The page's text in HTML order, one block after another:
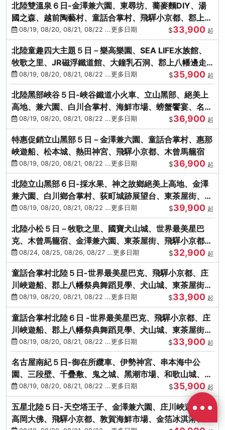
北陸雙溫泉６日-金澤兼六園、東尋坊、蕎麥麵DIY、湯
國之森、越前陶藝村、童話合掌村、飛驒小京都、郡上八
幡08/19, 08/20, 08/21, 08/22 ...更多日期 $33,900 起
北陸童趣四大主題５日－樂高樂園、SEA LIFE水族館、
牧歌之里、JR磁浮鐵道館、大鐘乳石洞、郡上八幡邊走
邊吃08/19, 08/20, 08/21, 08/22 ...更多日期 $35,900 起
北陸黑部峽谷５日-峽谷鐵道小火車、立山黑部、絕美上
高地、兼六園、白川合掌村、海鮮市場、螃蟹饗宴、名湯
雙溫泉
08/19, 08/20, 08/21, 08/22 ...更多日期 $36,900 起
特惠促銷立山黑部５日－金澤兼六園、童話合掌村、惠那
峽遊船、松本城、熱田神宮、飛驒小京都、木曾馬籠宿
08/19, 08/20, 08/21, 08/22 ...更多日期 $36,900 起
北陸立山黑部６日-採水果、神之故鄉絕美上高地、金澤
兼六園、白川鄉合掌村、荻町城跡展望台、東茶屋街、名
花之里絢爛花海
08/19, 08/20, 08/21, 08/22 ...更多日期 $39,900 起
北陸小松５日－牧歌之里、國寶犬山城、世界最美星巴
克、木曾馬籠宿、金澤兼六園、東茶屋街、飛驒小京都、
白川鄉合掌村
08/24, 08/25, 08/26, 08/27 ...更多日期 $32,900 起
童話合掌村北陸５日-世界最美星巴克、飛驒小京都、庄
川峽遊船、郡上八幡祭典舞蹈見學、犬山城、東茶屋街、
松葉蟹、金箔冰淇淋
08/19, 08/20, 08/21, 08/22 ...更多日期 $33,900 起
童話合掌村北陸６日 -世界最美星巴克、飛驒小京都、庄
川峽遊船、郡上八幡祭典舞蹈見學、犬山城、東茶屋街、
松葉蟹、金箔冰淇淋
08/19, 08/20, 08/21, 08/22 ...更多日期 $33,900 起
名古屋南紀５日-御在所纜車、伊勢神宮、串本海中公
園、三段壁、千疊敷、鬼之城、黑潮市場、和歌山城、伊
勢龍蝦溫泉
08/19, 08/20, 08/21, 08/22 ...更多日期 $35,900 起
五星北陸５日-天空塔王子、金澤兼六園、庄川峽遊船、
高岡大佛、飛驒小京都、敦賀海鮮市場、金箔冰淇淋、鰻